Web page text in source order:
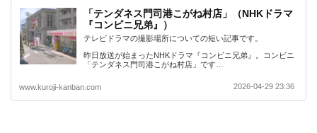
「テンダネス門司港こがね村店」（NHKドラマ
『コンビニ兄弟』）
テレビドラマの撮影場所についての短い記事です。
昨日放送が始まったNHKドラマ『コンビニ兄弟』。コンビニ
「テンダネス門司港こがね村店」です…
www.kuroji-kanban.com 2026-04-29 23:36